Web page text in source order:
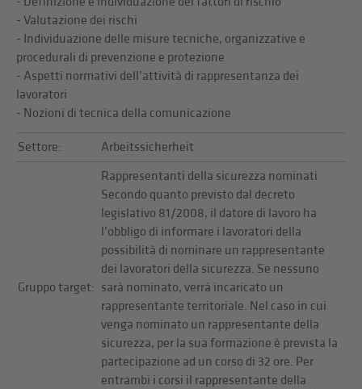
- Valutazione dei rischi
- Individuazione delle misure tecniche, organizzative e
procedurali di prevenzione e protezione
- Aspetti normativi dell’attività di rappresentanza dei
lavoratori
- Nozioni di tecnica della comunicazione
Settore: Arbeitssicherheit
Gruppo target:
Rappresentanti della sicurezza nominati
Secondo quanto previsto dal decreto
legislativo 81/2008, il datore di lavoro ha
l’obbligo di informare i lavoratori della
possibilità di nominare un rappresentante
dei lavoratori della sicurezza. Se nessuno
sarà nominato, verrà incaricato un
rappresentante territoriale. Nel caso in cui
venga nominato un rappresentante della
sicurezza, per la sua formazione è prevista la
partecipazione ad un corso di 32 ore. Per
entrambi i corsi il rappresentante della